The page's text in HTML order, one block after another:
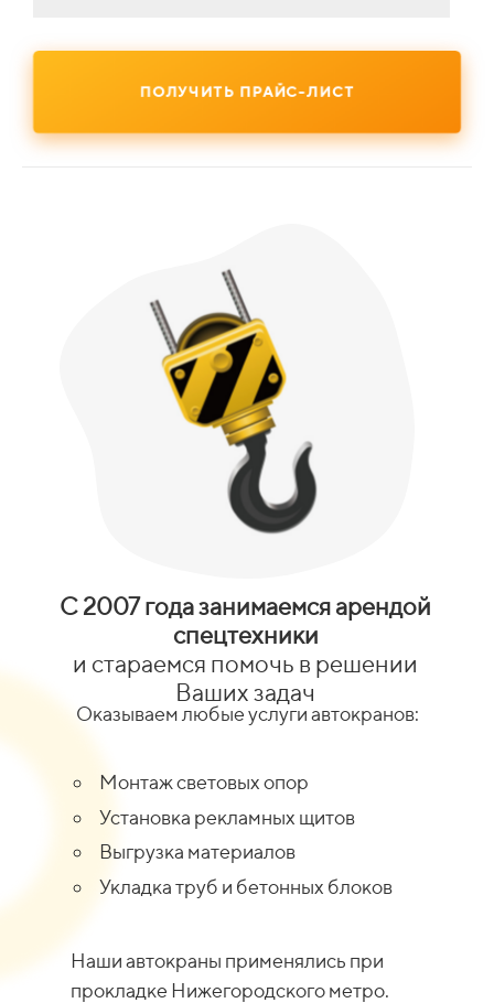
ПОЛУЧИТЬ ПРАЙС-ЛИСТ
С 2007 года занимаемся арендой
спецтехники
и стараемся помочь в решении
Ваших задач
Оказываем любые услуги автокранов:
Монтаж световых опор
Установка рекламных щитов
Выгрузка материалов
Укладка труб и бетонных блоков
Наши автокраны применялись при
прокладке Нижегородского метро.